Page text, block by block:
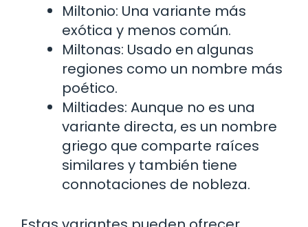
Miltonio: Una variante más
exótica y menos común.
Miltonas: Usado en algunas
regiones como un nombre más
poético.
Miltiades: Aunque no es una
variante directa, es un nombre
griego que comparte raíces
similares y también tiene
connotaciones de nobleza.